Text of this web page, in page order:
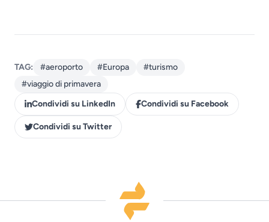
TAG: #aeroporto #Europa
#turismo
#viaggio di primavera
Condividi su LinkedIn
Condividi su Facebook
Condividi su Twitter